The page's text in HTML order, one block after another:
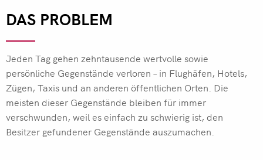
DAS PROBLEM
Jeden Tag gehen zehntausende wertvolle sowie
persönliche Gegenstände verloren – in Flughäfen, Hotels,
Zügen, Taxis und an anderen öffentlichen Orten. Die
meisten dieser Gegenstände bleiben für immer
verschwunden, weil es einfach zu schwierig ist, den
Besitzer gefundener Gegenstände auszumachen.